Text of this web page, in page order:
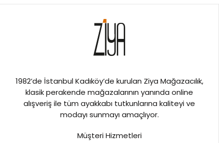
1982’de İstanbul Kadıköy’de kurulan Ziya Mağazacılık,
klasik perakende mağazalarının yanında online
alışveriş ile tüm ayakkabı tutkunlarına kaliteyi ve
modayı sunmayı amaçlıyor.
Müşteri Hizmetleri